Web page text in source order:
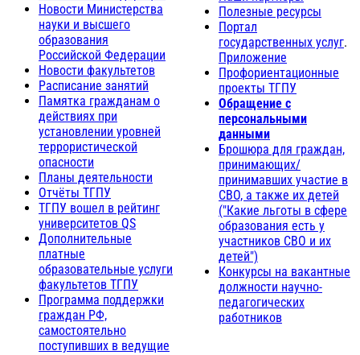
Новости Министерства
науки и высшего
образования
Российской Федерации
Новости факультетов
Расписание занятий
Памятка гражданам о
действиях при
установлении уровней
террористической
опасности
Планы деятельности
Отчёты ТГПУ
ТГПУ вошел в рейтинг
университетов QS
Дополнительные
платные
образовательные услуги
факультетов ТГПУ
Программа поддержки
граждан РФ,
самостоятельно
поступивших в ведущие
Полезные ресурсы
Портал
государственных услуг.
Приложение
Профориентационные
проекты ТГПУ
Обращение с
персональными
данными
Брошюра для граждан,
принимающих/
принимавших участие в
СВО, а также их детей
("Какие льготы в сфере
образования есть у
участников СВО и их
детей")
Конкурсы на вакантные
должности научно-
педагогических
работников